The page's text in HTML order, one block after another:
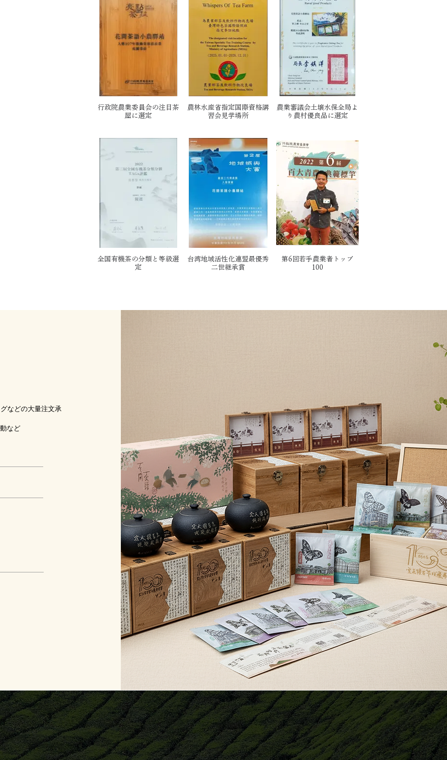
行政院農業委員会の注目茶
屋に選定
農林水産省指定国際資格講
習会見学場所
農業審議会土壌水保全局よ
り農村優良品に選定
全国有機茶の分類と等級選
定
台湾地域活性化連盟最優秀
二世継承賞
第6回若手農業者トップ
100
などの大量注文承
など